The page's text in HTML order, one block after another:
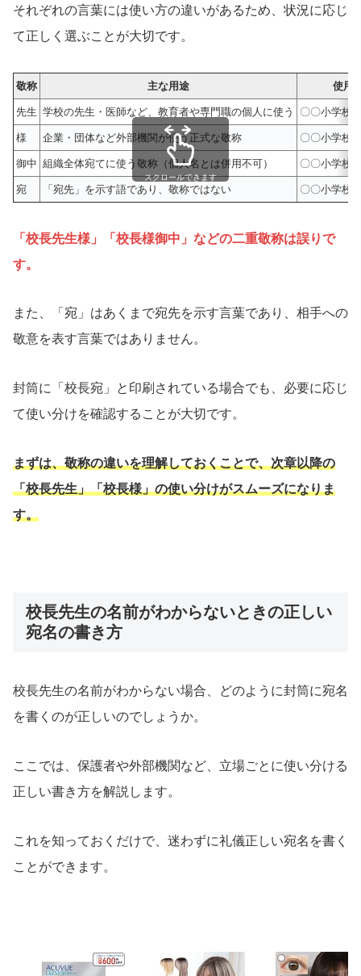
それぞれの言葉には使い方の違いがあるため、状況に応じ
て正しく選ぶことが大切です。
敬称 主な用途 使用
先生 学校の先生・医師など、教育者や専門職の個人に使う 〇〇小学校
様 企業・団体など外部機関が使う正式な敬称 〇〇小学校
御中 組織全体宛てに使う敬称（個人名とは併用不可） 〇〇小学校
宛 「宛先」を示す語であり、敬称ではない 〇〇小学校
スクロールできます
「校長先生様」「校長様御中」などの二重敬称は誤りで
す。
また、「宛」はあくまで宛先を示す言葉であり、相手への
敬意を表す言葉ではありません。
封筒に「校長宛」と印刷されている場合でも、必要に応じ
て使い分けを確認することが大切です。
まずは、敬称の違いを理解しておくことで、次章以降の
「校長先生」「校長様」の使い分けがスムーズになりま
す。
校長先生の名前がわからないときの正しい
宛名の書き方
校長先生の名前がわからない場合、どのように封筒に宛名
を書くのが正しいのでしょうか。
ここでは、保護者や外部機関など、立場ごとに使い分ける
正しい書き方を解説します。
これを知っておくだけで、迷わずに礼儀正しい宛名を書く
ことができます。